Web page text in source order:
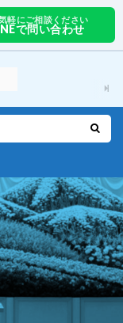
軽にご相談ください
で問い合わせ